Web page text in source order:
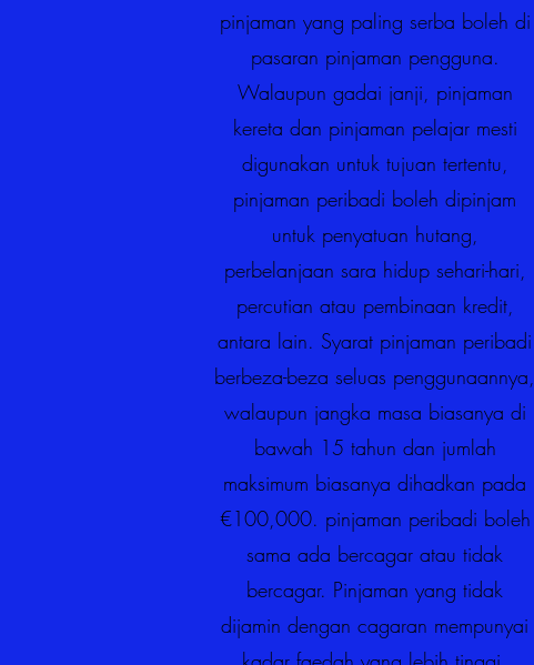
pinjaman yang paling serba boleh di
pasaran pinjaman pengguna.
Walaupun gadai janji, pinjaman
kereta dan pinjaman pelajar mesti
digunakan untuk tujuan tertentu,
pinjaman peribadi boleh dipinjam
untuk penyatuan hutang,
perbelanjaan sara hidup sehari-hari,
percutian atau pembinaan kredit,
antara lain. Syarat pinjaman peribadi
berbeza-beza seluas penggunaannya,
walaupun jangka masa biasanya di
bawah 15 tahun dan jumlah
maksimum biasanya dihadkan pada
€100,000. pinjaman peribadi boleh
sama ada bercagar atau tidak
bercagar. Pinjaman yang tidak
dijamin dengan cagaran mempunyai